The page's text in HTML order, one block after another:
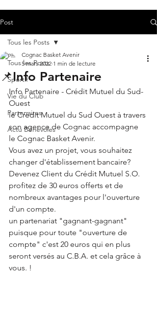
Post
Tous les Posts
Sportif
Vie du Club
Partenaires
Actu Bénévoles
Tous les Posts
📌Info Partenaire
Cognac Basket Avenir
5 mars 2022 1 min de lecture
Info Partenaire - Crédit Mutuel du Sud-
Ouest
le Crédit Mutuel du Sud Ouest à travers
son agence de Cognac accompagne
le Cognac Basket Avenir.
Vous avez un projet, vous souhaitez
changer d'établissement bancaire?
Devenez Client du Crédit Mutuel S.O.
profitez de 30 euros offerts et de
nombreux avantages pour l'ouverture
d'un compte.
un partenariat "gagnant-gagnant"
puisque pour toute "ouverture de
compte" c'est 20 euros qui en plus
seront versés au C.B.A. et cela grâce à
vous. !